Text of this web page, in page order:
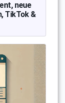
neue
TikTok &